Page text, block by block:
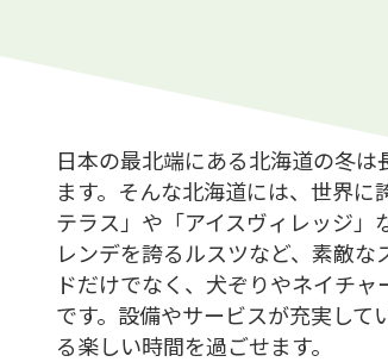
日本の最北端にある北海道の冬
ます。そんな北海道には、世界
テラス」や「アイスヴィレッジ
レンデを誇るルスツなど、素敵
ドだけでなく、犬ぞりやネイチ
です。設備やサービスが充実し
る楽しい時間を過ごせます。